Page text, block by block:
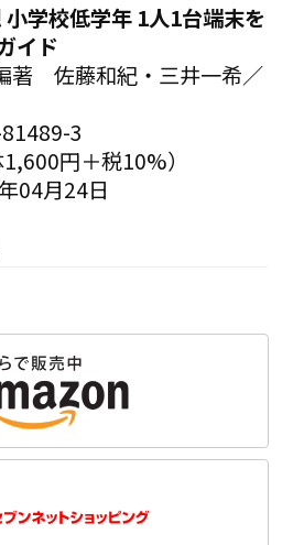
学校低学年 1人1台端末を
イド
著 佐藤和紀・三井一希／
3
円＋税10%）
04月24日